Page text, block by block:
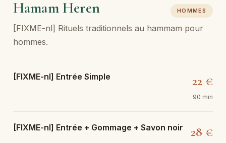
Hamam Heren HOMMES
[FIXME-nl] Rituels traditionnels au hammam pour
hommes.
[FIXME-nl] Entrée Simple 22 €
90 min
[FIXME-nl] Entrée + Gommage + Savon noir 28 €